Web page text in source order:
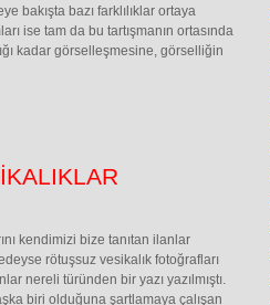
bakışta bazı farklılıklar ortaya
ise tam da bu tartışmanın ortasında
kadar görselleşmesine, görselliğin
kendimizi bize tanıtan ilanlar
rötuşsuz vesikalık fotoğrafları
nereli türünden bir yazı yazılmıştı.
biri olduğuna şartlamaya çalışan